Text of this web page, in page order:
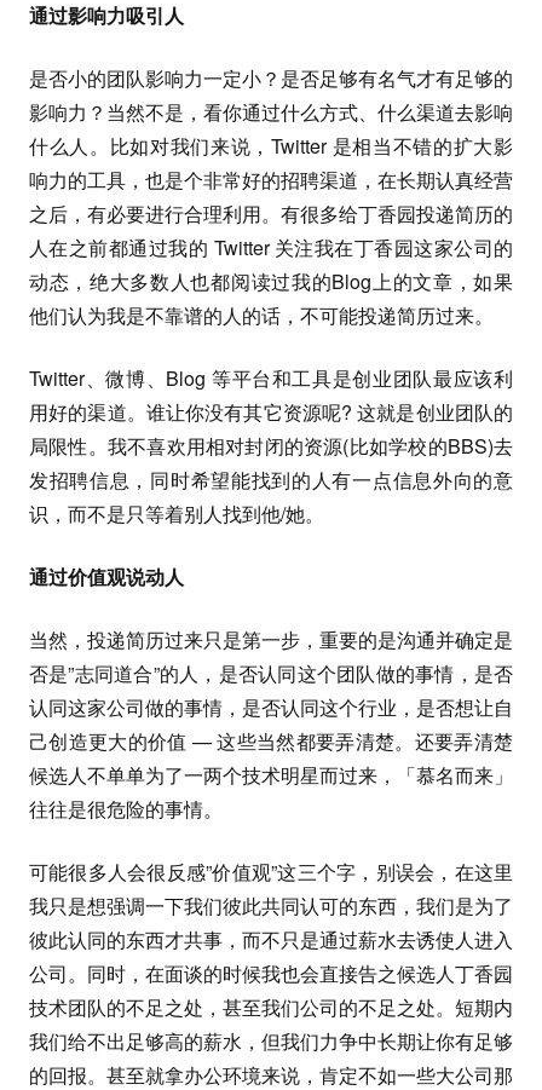
通过影响力吸引人
是否小的团队影响力一定小？是否足够有名气才有足够的
影响力？当然不是，看你通过什么方式、什么渠道去影响
什么人。比如对我们来说，Twitter 是相当不错的扩大影
响力的工具，也是个非常好的招聘渠道，在长期认真经营
之后，有必要进行合理利用。有很多给丁香园投递简历的
人在之前都通过我的 Twitter 关注我在丁香园这家公司的
动态，绝大多数人也都阅读过我的Blog上的文章，如果
他们认为我是不靠谱的人的话，不可能投递简历过来。
Twitter、微博、Blog 等平台和工具是创业团队最应该利
用好的渠道。谁让你没有其它资源呢? 这就是创业团队的
局限性。我不喜欢用相对封闭的资源(比如学校的BBS)去
发招聘信息，同时希望能找到的人有一点信息外向的意
识，而不是只等着别人找到他/她。
通过价值观说动人
当然，投递简历过来只是第一步，重要的是沟通并确定是
否是”志同道合”的人，是否认同这个团队做的事情，是否
认同这家公司做的事情，是否认同这个行业，是否想让自
己创造更大的价值 — 这些当然都要弄清楚。还要弄清楚
候选人不单单为了一两个技术明星而过来，「慕名而来」
往往是很危险的事情。
可能很多人会很反感”价值观”这三个字，别误会，在这里
我只是想强调一下我们彼此共同认可的东西，我们是为了
彼此认同的东西才共事，而不只是通过薪水去诱使人进入
公司。同时，在面谈的时候我也会直接告之候选人丁香园
技术团队的不足之处，甚至我们公司的不足之处。短期内
我们给不出足够高的薪水，但我们力争中长期让你有足够
的回报。甚至就拿办公环境来说，肯定不如一些大公司那